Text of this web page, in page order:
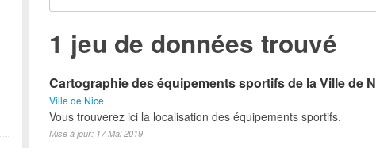
1 jeu de données trouvé
Cartographie des équipements sportifs de la Ville de
Ville de Nice
Vous trouverez ici la localisation des équipements sportifs.
Mise à jour: 17 Mai 2019